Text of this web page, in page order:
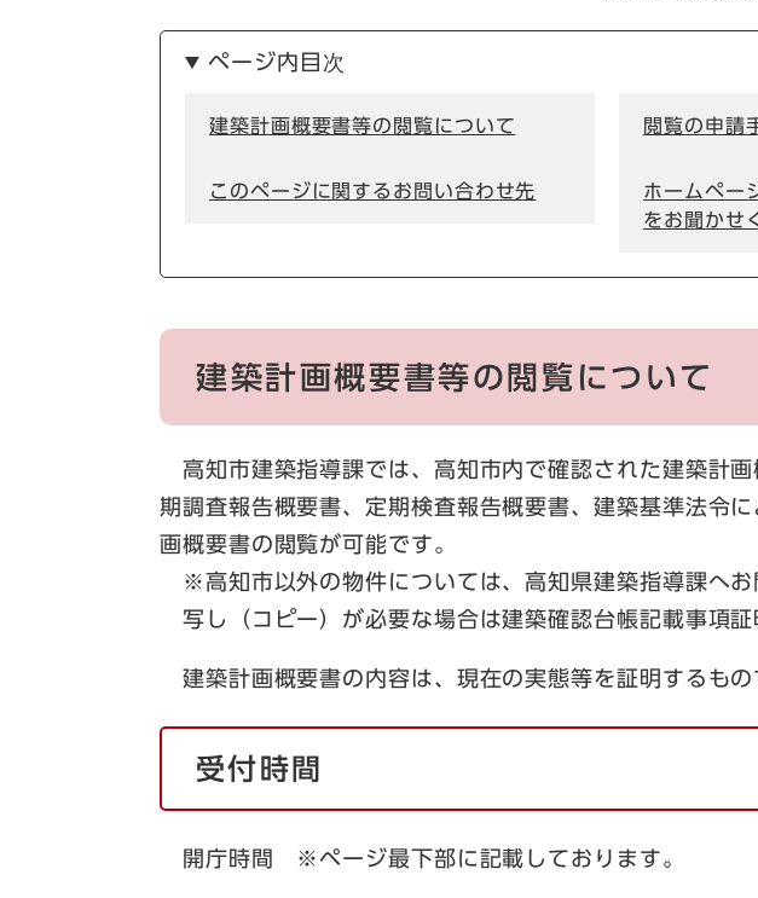
ページ内目次
建築計画概要書等の閲覧について 閲覧の申請
このページに関するお問い合わせ先
ホームペー
をお聞かせ
建築計画概要書等の閲覧について
高知市建築指導課では、高知市内で確認された建築計
期調査報告概要書、定期検査報告概要書、建築基準法令
画概要書の閲覧が可能です。
※高知市以外の物件については、高知県建築指導課へお
写し（コピー）が必要な場合は建築確認台帳記載事項証
建築計画概要書の内容は、現在の実態等を証明するもの
受付時間
開庁時間 ※ページ最下部に記載しております。